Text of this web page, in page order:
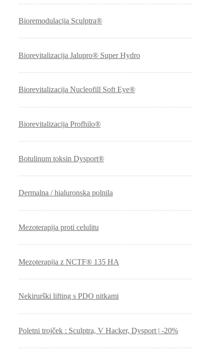
Bioremodulacija Sculptra®
Biorevitalizacija Jalupro® Super Hydro
Biorevitalizacija Nucleofill Soft Eye®
Biorevitalizacija Profhilo®
Botulinum toksin Dysport®
Dermalna / hialuronska polnila
Mezoterapija proti celulitu
Mezoterapija z NCTF® 135 HA
Nekirurški lifting s PDO nitkami
Poletni trojček : Sculptra, V Hacker, Dysport | -20%